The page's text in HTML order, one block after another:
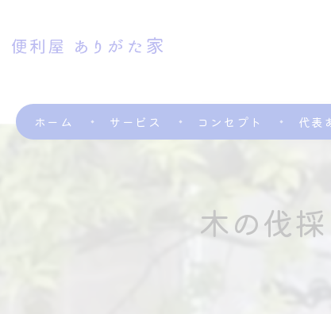
ホーム サービス コンセプト 代表
木の伐